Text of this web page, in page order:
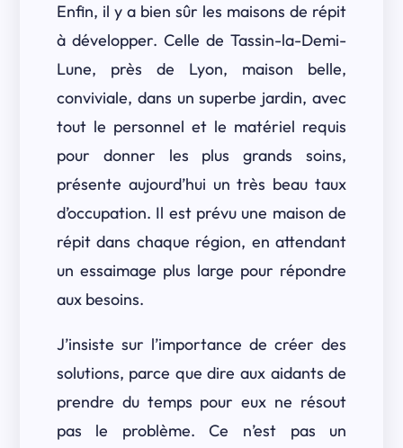
Enfin, il y a bien sûr les maisons de répit
à développer. Celle de Tassin-la-Demi-
Lune, près de Lyon, maison belle,
conviviale, dans un superbe jardin, avec
tout le personnel et le matériel requis
pour donner les plus grands soins,
présente aujourd’hui un très beau taux
d’occupation. Il est prévu une maison de
répit dans chaque région, en attendant
un essaimage plus large pour répondre
aux besoins.
J’insiste sur l’importance de créer des
solutions, parce que dire aux aidants de
prendre du temps pour eux ne résout
pas le problème. Ce n’est pas un